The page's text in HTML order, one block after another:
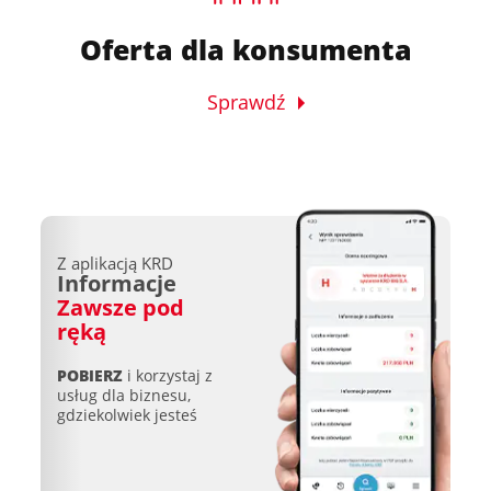
Oferta dla konsumenta
Sprawdź
Z aplikacją KRD
Informacje
Zawsze pod
ręką
POBIERZ i korzystaj z
usług dla biznesu,
gdziekolwiek jesteś